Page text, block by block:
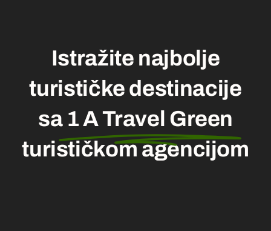
Istražite najbolje
turističke destinacije
sa 1 A Travel Green
turističkom agencijom